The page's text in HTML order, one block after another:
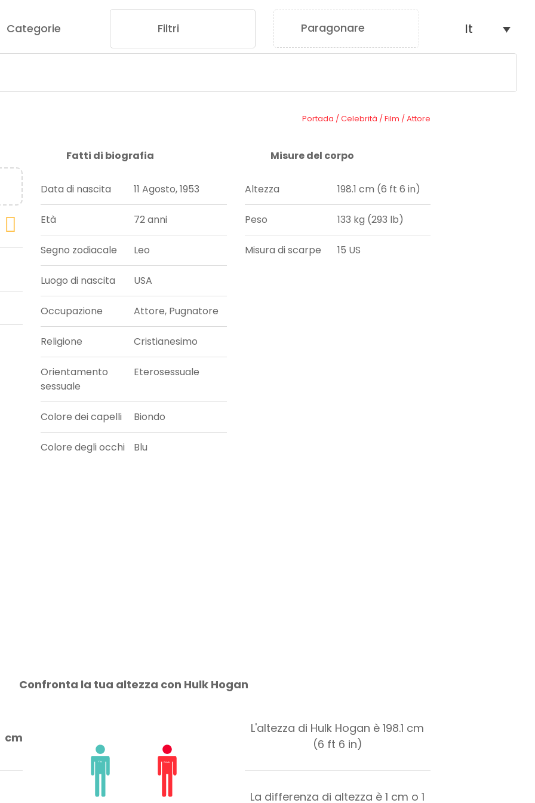
Categorie Filtri Paragonare It
Portada /Celebrità /Film /Attore
Fatti di biografia
Data di nascita 11 Agosto, 1953
Età 72 anni
Segno zodiacale Leo
Luogo di nascita USA
Occupazione Attore, Pugnatore
Religione Cristianesimo
Orientamento
sessuale
Eterosessuale
Colore dei capelli Biondo
Colore degli occhi Blu
Misure del corpo
Altezza 198.1 cm (6 ft 6 in)
Peso 133 kg (293 lb)
Misura di scarpe 15 US
Confronta la tua altezza con Hulk Hogan
cm
L'altezza di Hulk Hogan è 198.1 cm
(6 ft 6 in)
La differenza di altezza è1 cm o1